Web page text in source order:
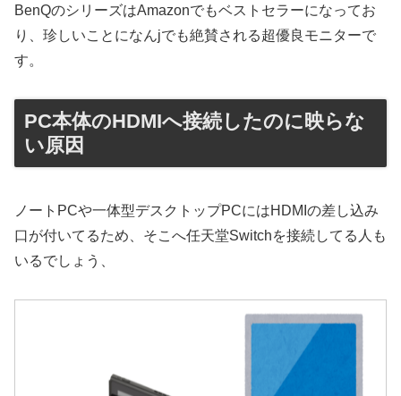
BenQのシリーズはAmazonでもベストセラーになってお
り、珍しいことになんjでも絶賛される超優良モニターで
す。
PC本体のHDMIへ接続したのに映らな
い原因
ノートPCや一体型デスクトップPCにはHDMIの差し込み
口が付いてるため、そこへ任天堂Switchを接続してる人も
いるでしょう、